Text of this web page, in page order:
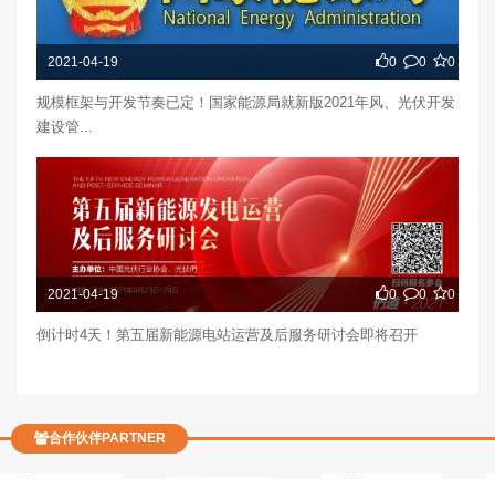
2021-04-19 0 0 0
规模框架与开发节奏已定！国家能源局就新版2021年风、光伏开发
建设管...
2021-04-19 0 0 0
倒计时4天！第五届新能源电站运营及后服务研讨会即将召开
合作伙伴PARTNER